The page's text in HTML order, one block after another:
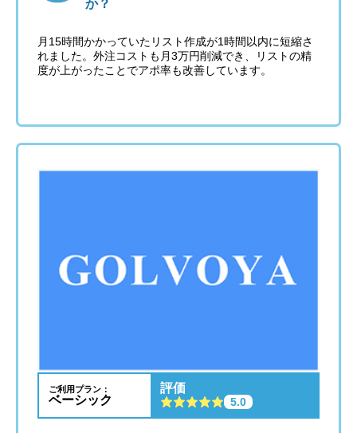
か？
月15時間かかっていたリスト作成が1時間以内に短縮さ
れました。外注コストも月3万円削減でき、リストの精
度が上がったことでアポ率も改善しています。
ご利用プラン：
ベーシック
評価
5.0